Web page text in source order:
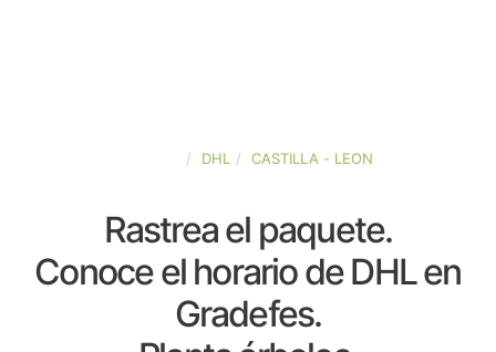
DHL CASTILLA - LEON
Rastrea el paquete.
Conoce el horario de DHL en
Gradefes.